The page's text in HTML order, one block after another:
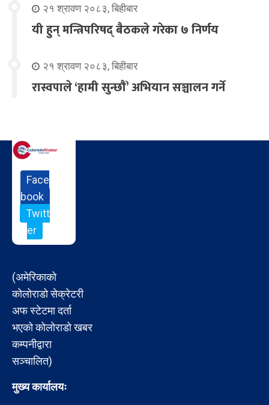
२१ श्रावण २०८३, बिहीबार
यी हुन् मन्त्रिपरिषद् बैठकले गरेका ७ निर्णय
२१ श्रावण २०८३, बिहीबार
रास्वपाले ‘हामी सुन्छौँ’ अभियान सञ्चालन गर्ने
Face
book
Twitt
er
(अमेरिकाको
कोलोराडो सेक्रेटरी
अफ स्टेटमा दर्ता
भएको कोलोराडो खबर
कम्पनीद्वारा
सञ्चालित)
मुख्य कार्यालयः